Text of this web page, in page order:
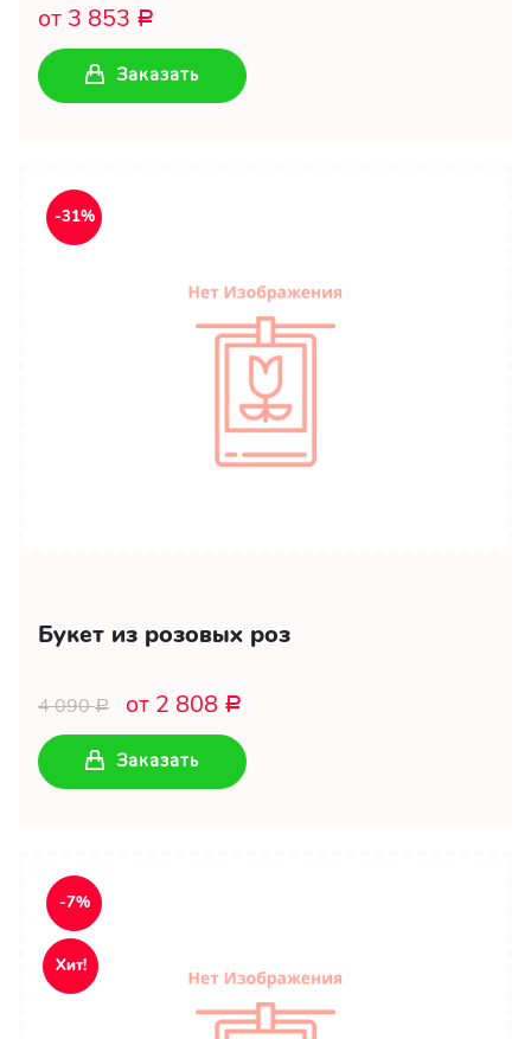
от 3 853 Р
Заказать
-31%
Букет из розовых роз
4 090Р от 2 808 Р
Заказать
-7%
Хит!